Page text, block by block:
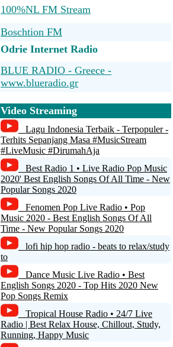
100%NL FM Stream
Boschtion FM
Odrie Internet Radio
BLUE RADIO - Greece -
www.blueradio.gr
KUAT 192
Radiononstop
Radio Continu | Altijd Gezellig!
[Editie 1]
Radio Purmerend-std
Video Streaming
Lagu Indonesia Terbaik - Terpopuler -
Terhits Sepanjang Masa #MusicStream
#LiveMusic #DirumahAja
Best Radio 1 • Live Radio Pop Music
2020' Best English Songs Of All Time - New
Popular Songs 2020
Fenomen Pop Live Radio • Pop
Music 2020 - Best English Songs Of All
Time - New Popular Songs 2020
lofi hip hop radio - beats to relax/study
to
Dance Music Live Radio • Best
English Songs 2020 - Top Hits 2020 New
Pop Songs Remix
Tropical House Radio • 24/7 Live
Radio | Best Relax House, Chillout, Study,
Running, Happy Music